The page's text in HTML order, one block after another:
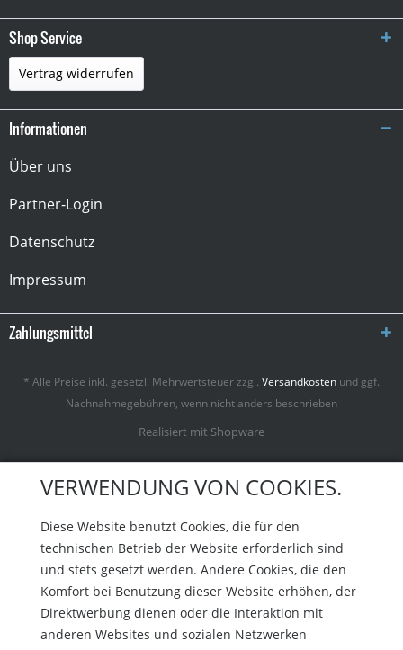
Shop Service
Vertrag widerrufen
Informationen
Über uns
Partner-Login
Datenschutz
Impressum
Zahlungsmittel
* Alle Preise inkl. gesetzl. Mehrwertsteuer zzgl. Versandkosten und ggf.
Nachnahmegebühren, wenn nicht anders beschrieben
Realisiert mit Shopware
VERWENDUNG VON COOKIES.
Diese Website benutzt Cookies, die für den
technischen Betrieb der Website erforderlich sind
und stets gesetzt werden. Andere Cookies, die den
Komfort bei Benutzung dieser Website erhöhen, der
Direktwerbung dienen oder die Interaktion mit
anderen Websites und sozialen Netzwerken